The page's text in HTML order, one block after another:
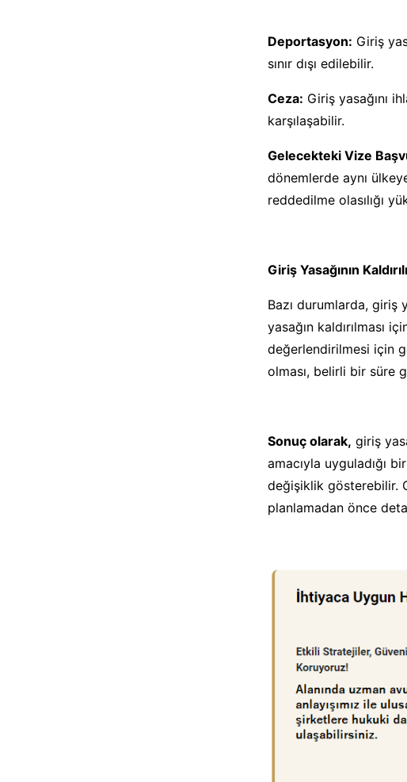
Deportasyon: Giriş
sınır dışı edilebilir.
Ceza: Giriş yasağını
karşılaşabilir.
Gelecekteki Vize
dönemlerde aynı
reddedilme olasılığı
Giriş Yasağının
Bazı durumlarda, giriş
yasağın kaldırılması
değerlendirilmesi için
olması, belirli bir süre
Sonuç olarak, giriş
amacıyla uyguladığı
değişiklik gösterebilir.
planlamadan önce